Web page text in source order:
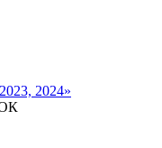
2024»